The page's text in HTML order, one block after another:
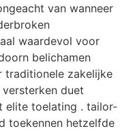
van wanneer
waardevol voor
belichamen
traditionele zakelijke
duet
elite toelating . tailor-
toekennen hetzelfde